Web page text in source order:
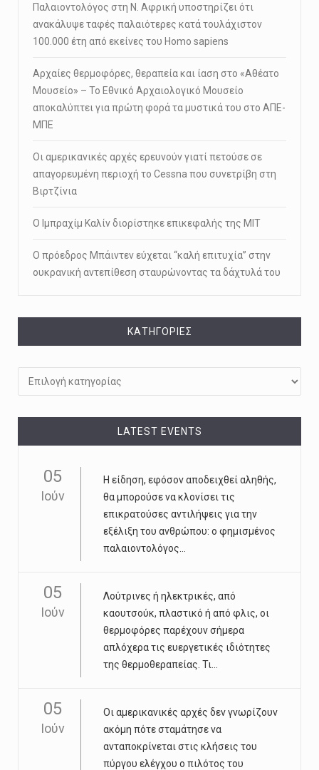
Παλαιοντολόγος στη Ν. Αφρική υποστηρίζει ότι
ανακάλυψε ταφές παλαιότερες κατά τουλάχιστον
100.000 έτη από εκείνες του Homo sapiens
Αρχαίες θερμοφόρες, θεραπεία και ίαση στο «Αθέατο
Μουσείο» – Το Εθνικό Αρχαιολογικό Μουσείο
αποκαλύπτει για πρώτη φορά τα μυστικά του στο ΑΠΕ-
ΜΠΕ
Οι αμερικανικές αρχές ερευνούν γιατί πετούσε σε
απαγορευμένη περιοχή το Cessna που συνετρίβη στη
Βιρτζίνια
Ο Ιμπραχίμ Καλίν διορίστηκε επικεφαλής της ΜΙΤ
Ο πρόεδρος Μπάιντεν εύχεται “καλή επιτυχία” στην
ουκρανική αντεπίθεση σταυρώνοντας τα δάχτυλά του
KΑΤΗΓΟΡΊΕΣ
LATEST EVENTS
05
Ιούν
Η είδηση, εφόσον αποδειχθεί αληθής,
θα μπορούσε να κλονίσει τις
επικρατούσες αντιλήψεις για την
εξέλιξη του ανθρώπου: ο φημισμένος
παλαιοντολόγος...
05
Ιούν
Λούτρινες ή ηλεκτρικές, από
καουτσούκ, πλαστικό ή από φλις, οι
θερμοφόρες παρέχουν σήμερα
απλόχερα τις ευεργετικές ιδιότητες
της θερμοθεραπείας. Τι...
05
Ιούν
Οι αμερικανικές αρχές δεν γνωρίζουν
ακόμη πότε σταμάτησε να
ανταποκρίνεται στις κλήσεις του
πύργου ελέγχου ο πιλότος του